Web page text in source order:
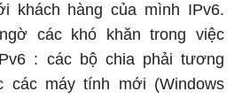
khách hàng của mình IPv6.
các khó khăn trong việc
: các bộ chia phải tương
các máy tính mới (Windows